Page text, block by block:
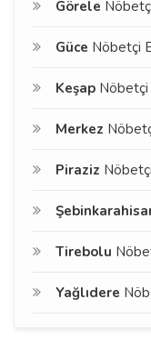
Görele
Güce Nöbetçi
Keşap Nöbetçi
Merkez
Piraziz
Tirebolu
Yağlıdere